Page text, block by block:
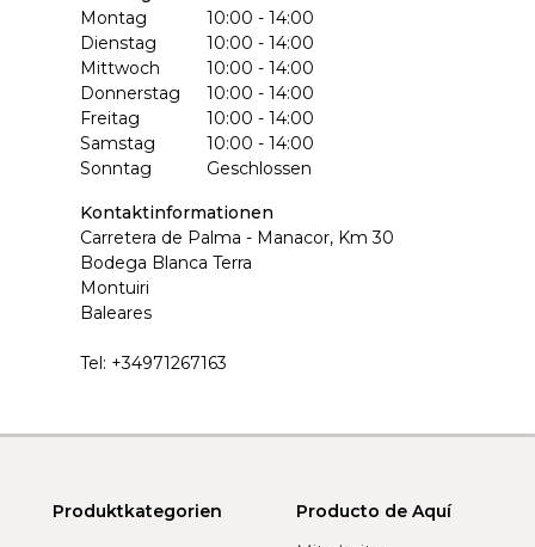
Montag
10:00 - 14:00
Dienstag
10:00 - 14:00
Mittwoch
10:00 - 14:00
Donnerstag
10:00 - 14:00
Freitag
10:00 - 14:00
Samstag
10:00 - 14:00
Sonntag
Geschlossen
Kontaktinformationen
Carretera de Palma - Manacor, Km 30
Bodega Blanca Terra
Montuiri
Baleares
Tel: +34971267163
Produktkategorien
Producto de Aquí